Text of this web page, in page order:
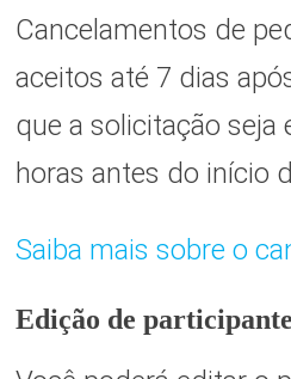
Cancelamentos de
aceitos até 7 dias
que a solicitação seja
horas antes do início
Saiba mais sobre o
Edição de